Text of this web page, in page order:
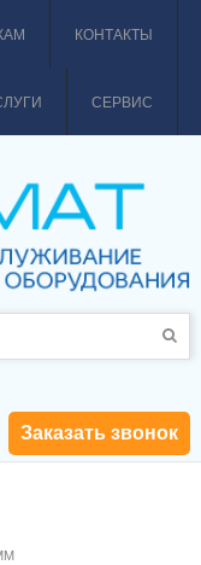
КОНТАКТЫ
СЕРВИС
Заказать звонок